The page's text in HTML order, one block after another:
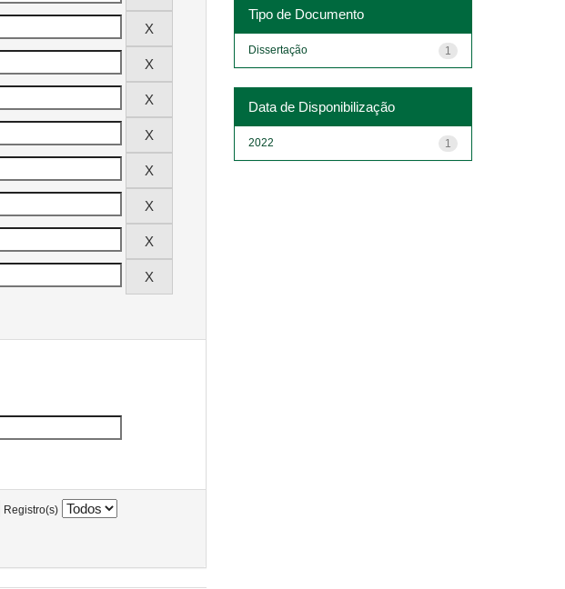
Registro(s)
Tipo de Documento
1
Dissertação
Data de Disponibilização
1
2022